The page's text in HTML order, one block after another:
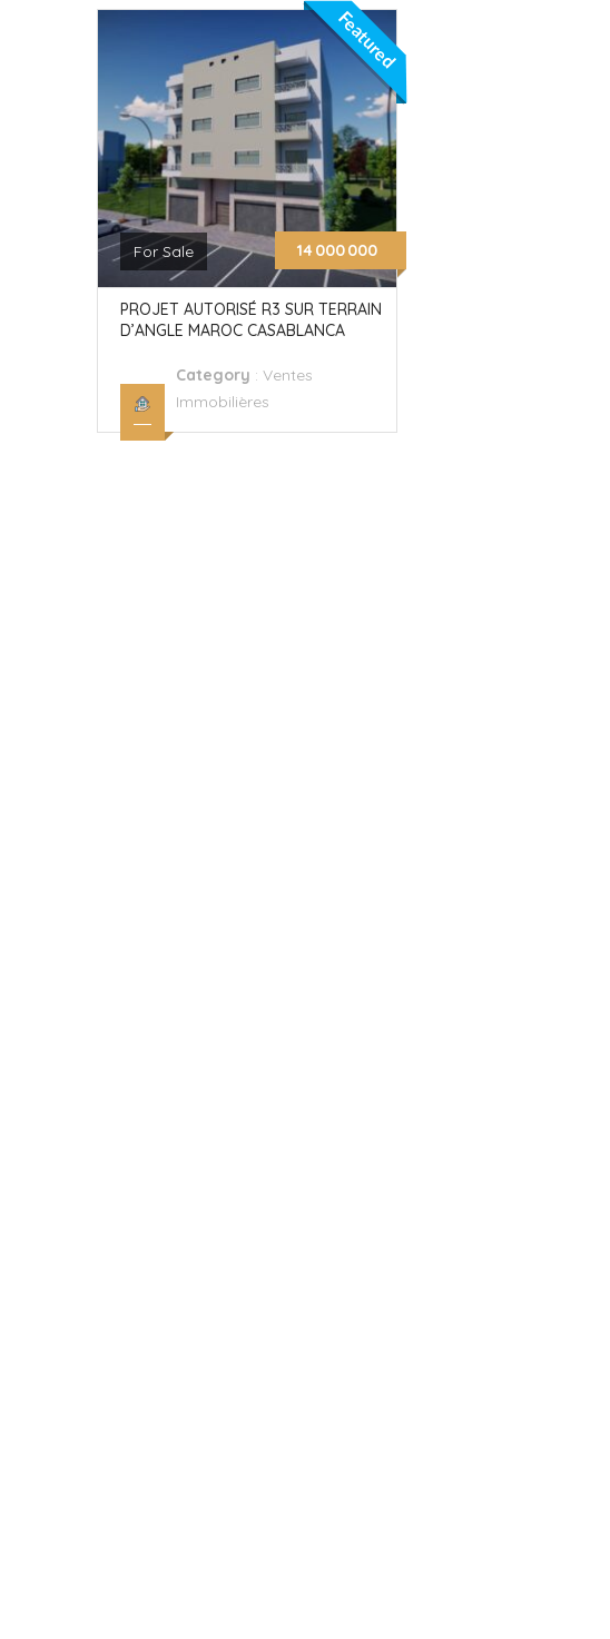
Featured
For Sale 14 000 000
PROJET AUTORISÉ R3 SUR TERRAIN
D’ANGLE MAROC CASABLANCA
Category : Ventes
Immobilières